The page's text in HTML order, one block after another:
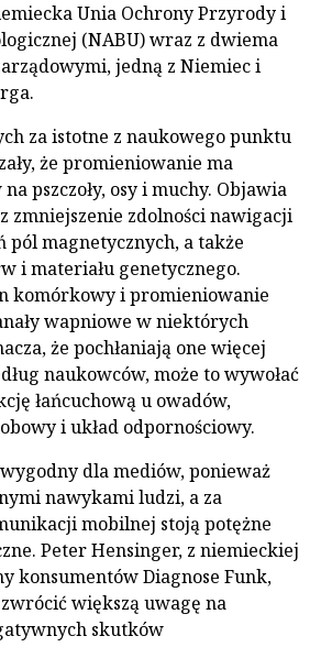
Unia Ochrony Przyrody i
(NABU) wraz z dwiema
jedną z Niemiec i
za istotne z naukowego punktu
że promieniowanie ma
pszczoły, osy i muchy. Objawia
zmniejszenie zdolności nawigacji
pól magnetycznych, a także
i materiału genetycznego.
komórkowy i promieniowanie
wapniowe w niektórych
że pochłaniają one więcej
naukowców, może to wywołać
łańcuchową u owadów,
i układ odpornościowy.
dla mediów, ponieważ
nawykami ludzi, a za
mobilnej stoją potężne
Peter Hensinger, z niemieckiej
konsumentów Diagnose Funk,
większą uwagę na
skutków